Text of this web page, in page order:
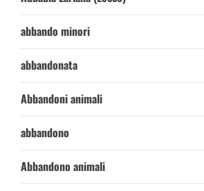
abbando minori
abbandonata
Abbandoni animali
abbandono
Abbandono animali